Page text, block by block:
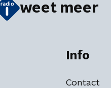
weet meer
Info
Contact